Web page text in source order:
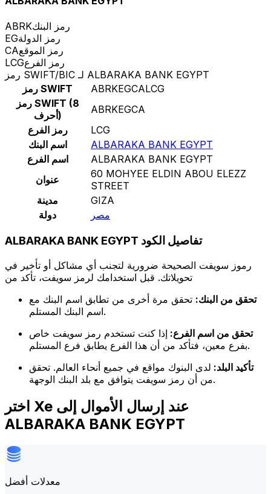
ABRKرمز البنك
EGرمز الدولة
CAرمز الموقع
LCGرمز الفرع
رمز SWIFT/BIC لـ ALBARAKA BANK EGYPT
رمز SWIFT
ABRKEGCALCG
رمز SWIFT (8
أحرف)
ABRKEGCA
رمز الفرع
LCG
اسم البنك
ALBARAKA BANK EGYPT
اسم الفرع
ALBARAKA BANK EGYPT
عنوان
60 MOHYEE ELDIN ABOU ELEZZ
STREET
مدينة
GIZA
دولة
مصر
ALBARAKA BANK EGYPT تفاصيل الكود
رموز سويفت الصحيحة ضرورية لتجنب أي مشاكل أو تأخير في
تحويلاتك. قبل استخدامك لرمز سويفت، تأكد من
تحقق من البنك: تحقق مرة أخرى من تطابق اسم البنك مع
اسم البنك المستلم.
تحقق من اسم الفرع: إذا كنت تستخدم رمز سويفت خاص
بفرع معين، فتأكد من أن هذا الفرع يطابق فرع المستلم.
تأكيد البلد: لدى البنوك مواقع في جميع أنحاء العالم. تحقق
من أن رمز سويفت يتوافق مع بلد البنك الوجهة.
اختر Xe عند إرسال الأموال إلى
ALBARAKA BANK EGYPT
معدلات أفضل